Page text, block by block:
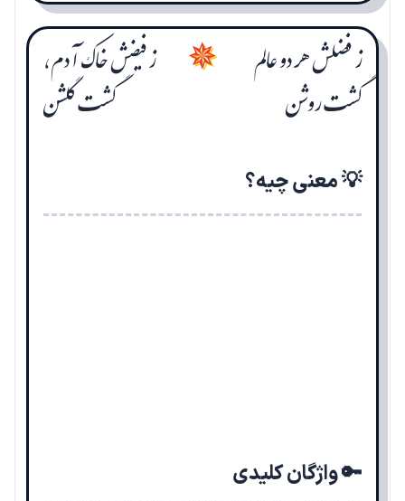
ز فضلش هر دو عالم
گشت روشن
✵ ز فیضش خاک آدم،
گشت گلشن
💡 معنی چیه؟
🔑 واژگان کلیدی